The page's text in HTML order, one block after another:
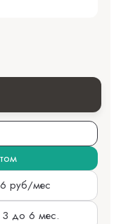
руб/мес
3 до 6 мес.